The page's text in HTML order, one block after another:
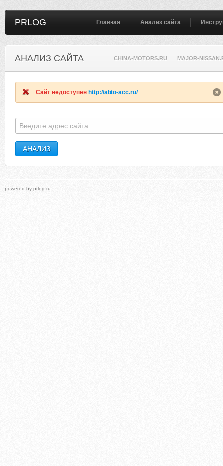
PRLOG Главная Анализ сайта
АНАЛИЗ САЙТА CHINA-MOTORS.RU MAJOR-
Сайт недоступен http://abto-acc.ru/
powered by prlog.ru